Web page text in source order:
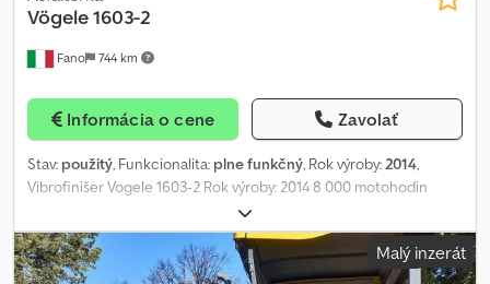
Fano 744 km
Vögele1603-2
Informácia o cene Zavolať
Stav: použitý, Funkcionalita: plne funkčný, Rok výroby:2014,
Vibrofinišer Vogele 1603-2 Rok výroby: 2014 8 000 motohodin
Cjdozqu Rpepfx Afvsha Vybaven nivelizačními senzory a
roztažitelnou lištou (2,5 m složená – 5 m roztažená) Maximální
provozní hmotnost: 17–18,8 tun Typ motoru: Perkins 1104D-E44TA
Pracovní rychlost: 18 m/min Elektrické vyhřívání Dobrá celková
Malý inzerát